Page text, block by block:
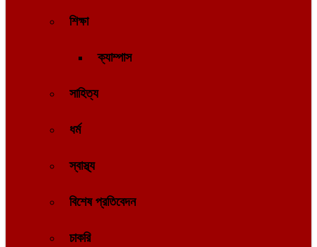
শিক্ষা
ক্যাম্পাস
সাহিত্য
ধর্ম
স্বাস্থ্য
বিশেষ প্রতিবেদন
চাকরি